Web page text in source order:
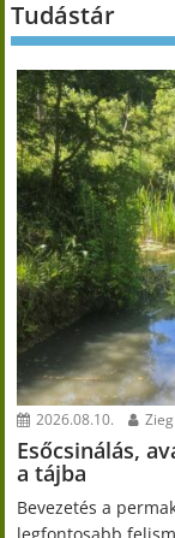
Tudástár
2026.08.10.
Esőcsinálás,
a tájba
Bevezetés a
legfontosabb